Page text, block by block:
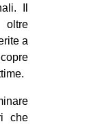
Il
oltre
a
che